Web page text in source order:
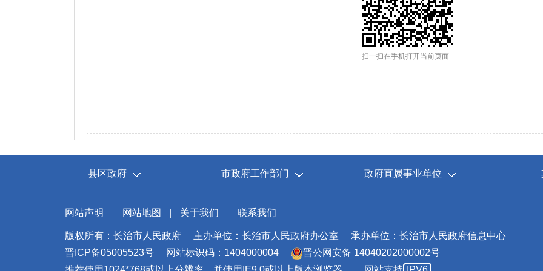
扫一扫在手机打开当前页面
县区政府 市政府工作部门 政府直属事业单位
网站声明 | 网站地图 | 关于我们 | 联系我们
版权所有：长治市人民政府 主办单位：长治市人民政府办公室
承办单位：长治市人民政府信息中心
晋ICP备05005523号
网站标识码：1404000004
晋公网安备 14040202000002号